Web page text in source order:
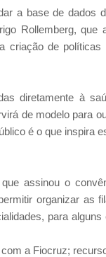
a base de dados
Rollemberg,
criação de
diretamente à
de modelo para
é o que inspira
assinou o
organizar as
para
a Fiocruz;